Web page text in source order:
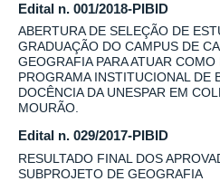
Edital n. 001/2018-PIBID
ABERTURA DE SELEÇÃO DE
GRADUAÇÃO DO CAMPUS DE
GEOGRAFIA PARA ATUAR
PROGRAMA INSTITUCIONAL DE
DOCÊNCIA DA UNESPAR EM
MOURÃO.
Edital n. 029/2017-PIBID
RESULTADO FINAL DOS
SUBPROJETO DE GEOGRAFIA